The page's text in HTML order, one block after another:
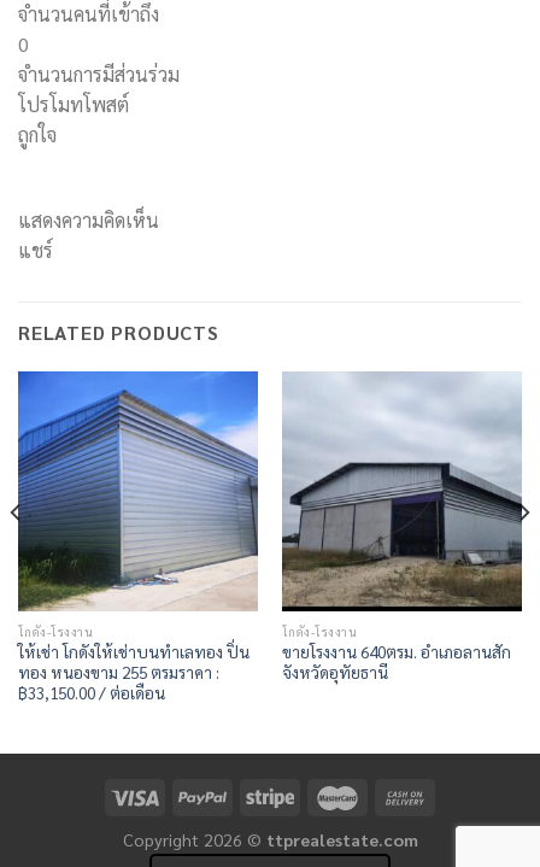
จำนวนคนที่เข้าถึง
0
จำนวนการมีส่วนร่วม
โปรโมทโพสต์
ถูกใจ
แสดงความคิดเห็น
แชร์
RELATED PRODUCTS
โกดัง-โรงงาน
ให้เช่า โกดังให้เช่าบนทำเลทอง ปิ่น
ทอง หนองขาม 255 ตรมราคา :
฿33,150.00 / ต่อเดือน
โกดัง-โรงงาน
ขายโรงงาน 640ตรม. อำเภอลานสัก
จังหวัดอุทัยธานี
Copyright 2026 © ttprealestate.com